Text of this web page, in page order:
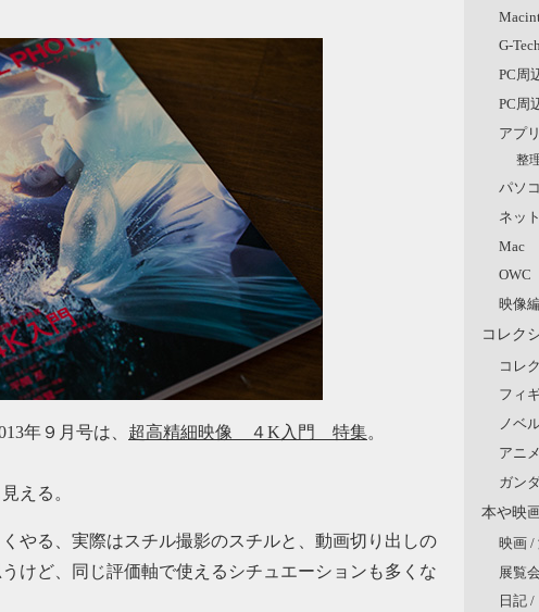
年９月号は、 超高精細映像 ４K入門 特集。
える。
やる、実際はスチル撮影のスチルと、動画切り出しの
けど、同じ評価軸で使えるシチュエーションも多くな
G-
PC周
PC周
アプ
整
パソ
ネット
Mac
OWC
映像
コレク
コレ
フィ
ノベ
アニ
ガン
本や映
映画 /
展覧
日記 /